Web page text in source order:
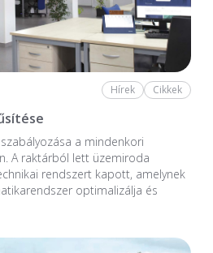
Hírek Cikkek
a mindenkori
A raktárból lett üzemiroda
rendszert kapott, amelynek
optimalizálja és